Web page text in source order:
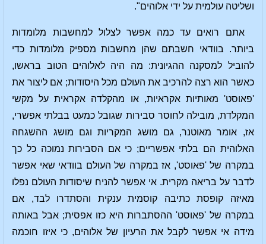
ושליטה עולמית על ידי אלוהים".
אתם רואים עד כמה אפשר לצלול למחשבות מלומדות
ביותר. בוודאי חשבתם שהן מחשבות מספיק מלומדות כדי
להוביל למסקנה ההגיונית: מה היה לאלוהים הטוב בראשו,
כאשר הוא רצה להרכיב את העולם מכל היסודות; אם ליצור את
'פאוסט' מאותיות אקראיות, או מהקלדה אקראית על מקשי
המקלדת, מובילה לחוסר סבירות שגובל כמעט בבלתי אפשרי,
אז, אומר מאוטנר, גם מושג המקריות וגם מושג ההשגחה
האלוהית הם בלתי אפשריים; כי אם הסבירות נמוכה כל כך
במקרה של 'פאוסט', אז במקרה של העולם בוודאי שאי אפשר
לדבר על בריאה מקרית. אי אפשר להניח שיסודות העולם נפלו
מאיזה קופסת כתיבה קוסמית ענקית והסתדרו לבד, אם
במקרה של 'פאוסט' ההסתברות היא כזו אפסית; אבל באותה
מידה אי אפשר לקבל את הרעיון של אלוהים, כי איזו חוכמה